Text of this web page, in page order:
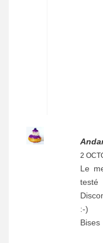
2
Le
:-)
Bises